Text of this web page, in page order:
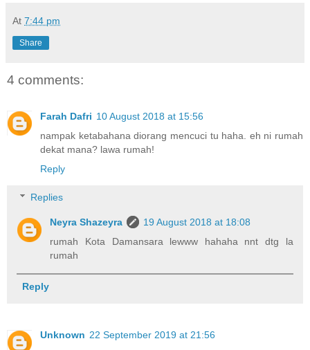
At 7:44 pm
Share
4 comments:
Farah Dafri 10 August 2018 at 15:56
nampak ketabahana diorang mencuci tu haha. eh ni rumah
dekat mana? lawa rumah!
Reply
Replies
Neyra Shazeyra
19 August 2018 at 18:08
rumah Kota Damansara lewww hahaha nnt dtg la
rumah
Reply
Unknown 22 September 2019 at 21:56